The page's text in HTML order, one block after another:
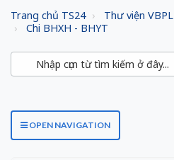
Trang chủ TS24 Thư viện VBPL
Chi BHXH - BHYT
OPEN NAVIGATION